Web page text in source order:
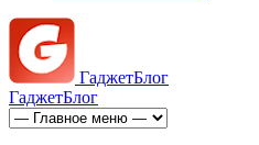
ГаджетБлог
ГаджетБлог